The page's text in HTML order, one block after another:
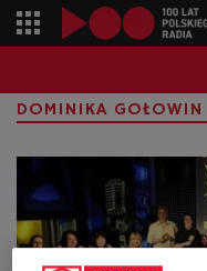
DOMINIKA GOŁOWIN